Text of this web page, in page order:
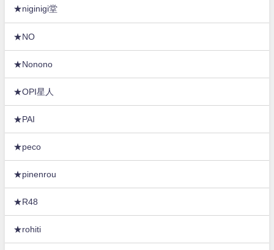
★niginigi堂
★NO
★Nonono
★OPI星人
★PAI
★peco
★pinenrou
★R48
★rohiti